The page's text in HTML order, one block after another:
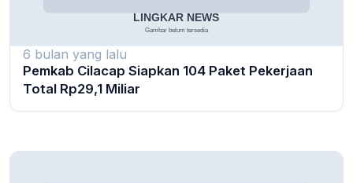
6 bulan yang lalu
Pemkab Cilacap Siapkan 104 Paket Pekerjaan
Total Rp29,1 Miliar